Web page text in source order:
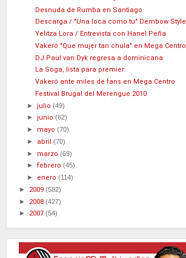
Desnuda de Rumba en Santiago
Descarga / "Una loca como tu" Dembow Style
Yelitza Lora / Entrevista con Hanel Peña
Vakeró "Que mujer tan chula" en Mega Centro
DJ Paul van Dyk regresa a dominicana
La Soga, lista para premier
Vakeró ante miles de fans en Mega Centro
Festival Brugal del Merengue 2010
►julio(49)
►junio(62)
► mayo(70)
► abril(70)
► marzo(69)
►febrero(45)
► enero(114)
► 2009 (582)
► 2008 (427)
► 2007 (54)